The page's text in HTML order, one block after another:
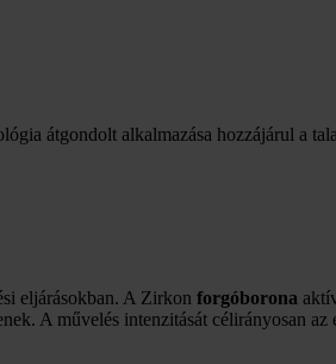
átgondolt alkalmazása hozzájárul a
eljárásokban. A Zirkon forgóborona
A művelés intenzitását célirányosan az